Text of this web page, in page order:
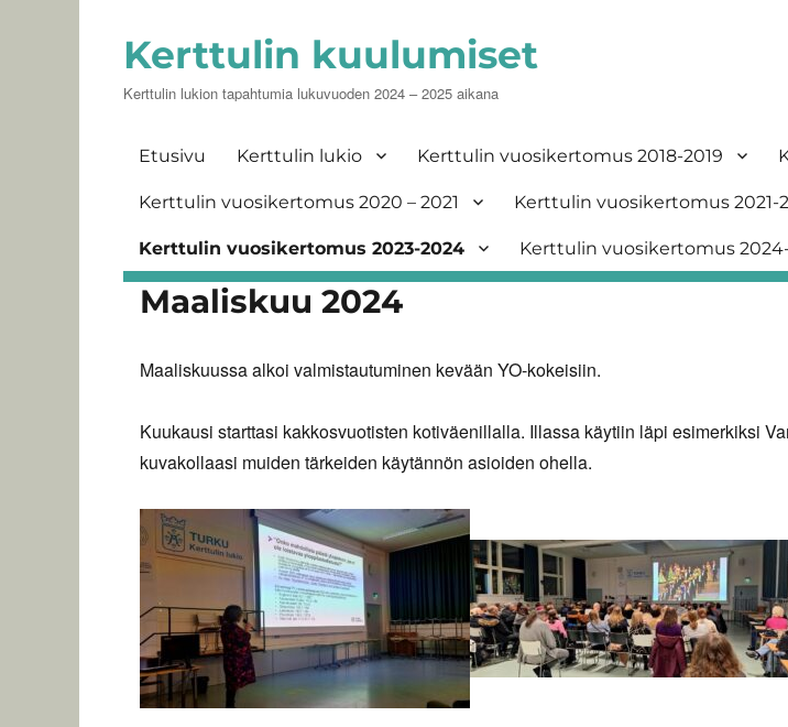
Kerttulin kuulumiset
Kerttulin lukion tapahtumia lukuvuoden 2024 – 2025 aikana
Etusivu Kerttulin lukio Kerttulin vuosikertomus 2018-2019
Kerttulin vuosikertomus 2020 – 2021 Kerttulin vuosikertomus 2021-
Kerttulin vuosikertomus 2023-2024 Kerttulin vuosikertomus
Maaliskuu 2024
Maaliskuussa alkoi valmistautuminen kevään YO-kokeisiin.
Kuukausi starttasi kakkosvuotisten kotiväenillalla. Illassa käytiin läpi esimerkiksi
kuvakollaasi muiden tärkeiden käytännön asioiden ohella.